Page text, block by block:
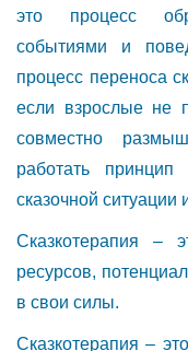
это процесс
событиями и
процесс переноса
если взрослые не
совместно
работать
сказочной ситуации
Сказкотерапия –
ресурсов,
в свои силы.
Сказкотерапия –